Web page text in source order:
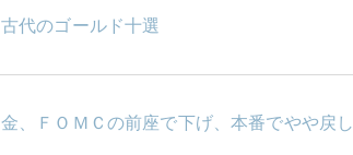
古代のゴールド十選
金、ＦＯＭＣの前座で下げ、本番でやや戻し